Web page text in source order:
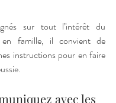
sur tout l’intérêt du
famille, il convient de
instructions pour en faire